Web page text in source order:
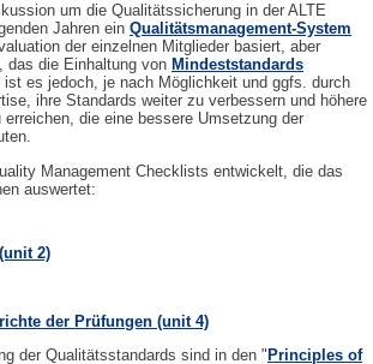
um die Qualitätssicherung in der ALTE
Jahren ein Qualitätsmanagement-System
der einzelnen Mitglieder basiert, aber
das die Einhaltung von Mindeststandards
es jedoch, je nach Möglichkeit und ggfs. durch
ihre Standards weiter zu verbessern und höhere
die eine bessere Umsetzung der
Management Checklists entwickelt, die das
auswertet:
2)
der Prüfungen (unit 4)
der Qualitätsstandards sind in den " Principles of